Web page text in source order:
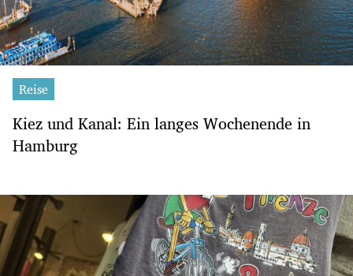
Reise
Kiez und Kanal: Ein langes Wochenende in
Hamburg